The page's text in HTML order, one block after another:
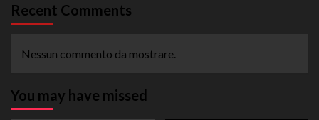
Recent Comments
Nessun commento da mostrare.
You may have missed